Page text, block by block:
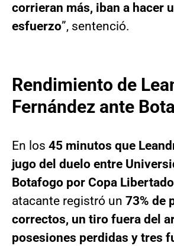
corrieran más, iban a hacer
esfuerzo”, sentenció.
Rendimiento de
Fernández ante
En los 45 minutos que
jugo del duelo entre
Botafogo por Copa
atacante registró un 73% de
correctos, un tiro fuera del
posesiones perdidas y tres